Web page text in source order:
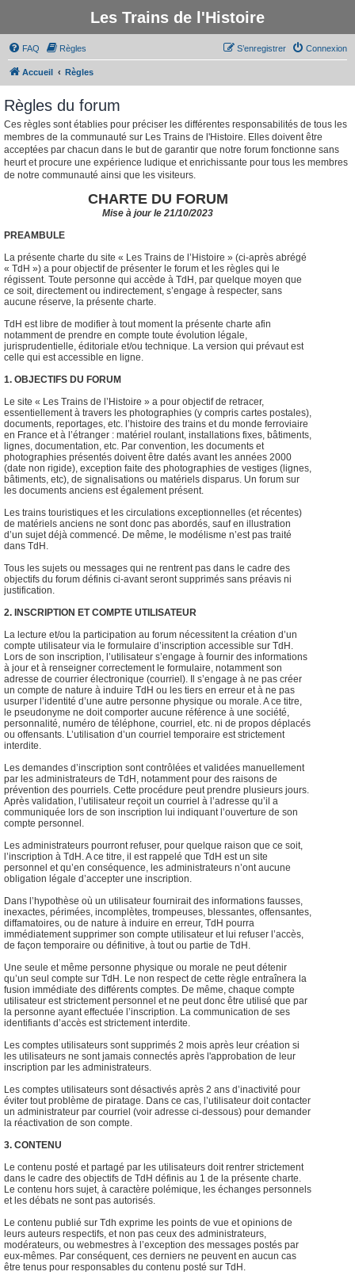
Les Trains de l'Histoire
FAQ Règles Connexion
S’enregistrer
Accueil Règles
Règles du forum
Ces règles sont établies pour préciser les différentes responsabilités de tous les
membres de la communauté sur Les Trains de l'Histoire. Elles doivent être
acceptées par chacun dans le but de garantir que notre forum fonctionne sans
heurt et procure une expérience ludique et enrichissante pour tous les membres
de notre communauté ainsi que les visiteurs.
CHARTE DU FORUM
Mise à jour le 21/10/2023
PREAMBULE
La présente charte du site « Les Trains de l’Histoire » (ci-après abrégé
« TdH ») a pour objectif de présenter le forum et les règles qui le
régissent. Toute personne qui accède à TdH, par quelque moyen que
ce soit, directement ou indirectement, s’engage à respecter, sans
aucune réserve, la présente charte.
TdH est libre de modifier à tout moment la présente charte afin
notamment de prendre en compte toute évolution légale,
jurisprudentielle, éditoriale et/ou technique. La version qui prévaut est
celle qui est accessible en ligne.
1. OBJECTIFS DU FORUM
Le site « Les Trains de l’Histoire » a pour objectif de retracer,
essentiellement à travers les photographies (y compris cartes postales),
documents, reportages, etc. l’histoire des trains et du monde ferroviaire
en France et à l’étranger : matériel roulant, installations fixes, bâtiments,
lignes, documentation, etc. Par convention, les documents et
photographies présentés doivent être datés avant les années 2000
(date non rigide), exception faite des photographies de vestiges (lignes,
bâtiments, etc), de signalisations ou matériels disparus. Un forum sur
les documents anciens est également présent.
Les trains touristiques et les circulations exceptionnelles (et récentes)
de matériels anciens ne sont donc pas abordés, sauf en illustration
d’un sujet déjà commencé. De même, le modélisme n’est pas traité
dans TdH.
Tous les sujets ou messages qui ne rentrent pas dans le cadre des
objectifs du forum définis ci-avant seront supprimés sans préavis ni
justification.
2. INSCRIPTION ET COMPTE UTILISATEUR
La lecture et/ou la participation au forum nécessitent la création d’un
compte utilisateur via le formulaire d’inscription accessible sur TdH.
Lors de son inscription, l’utilisateur s’engage à fournir des informations
à jour et à renseigner correctement le formulaire, notamment son
adresse de courrier électronique (courriel). Il s’engage à ne pas créer
un compte de nature à induire TdH ou les tiers en erreur et à ne pas
usurper l’identité d’une autre personne physique ou morale. A ce titre,
le pseudonyme ne doit comporter aucune référence à une société,
personnalité, numéro de téléphone, courriel, etc. ni de propos déplacés
ou offensants. L’utilisation d’un courriel temporaire est strictement
interdite.
Les demandes d’inscription sont contrôlées et validées manuellement
par les administrateurs de TdH, notamment pour des raisons de
prévention des pourriels. Cette procédure peut prendre plusieurs jours.
Après validation, l’utilisateur reçoit un courriel à l’adresse qu’il a
communiquée lors de son inscription lui indiquant l’ouverture de son
compte personnel.
Les administrateurs pourront refuser, pour quelque raison que ce soit,
l’inscription à TdH. A ce titre, il est rappelé que TdH est un site
personnel et qu’en conséquence, les administrateurs n’ont aucune
obligation légale d’accepter une inscription.
Dans l’hypothèse où un utilisateur fournirait des informations fausses,
inexactes, périmées, incomplètes, trompeuses, blessantes, offensantes,
diffamatoires, ou de nature à induire en erreur, TdH pourra
immédiatement supprimer son compte utilisateur et lui refuser l’accès,
de façon temporaire ou définitive, à tout ou partie de TdH.
Une seule et même personne physique ou morale ne peut détenir
qu’un seul compte sur TdH. Le non respect de cette règle entraînera la
fusion immédiate des différents comptes. De même, chaque compte
utilisateur est strictement personnel et ne peut donc être utilisé que par
la personne ayant effectuée l’inscription. La communication de ses
identifiants d’accès est strictement interdite.
Les comptes utilisateurs sont supprimés 2 mois après leur création si
les utilisateurs ne sont jamais connectés après l'approbation de leur
inscription par les administrateurs.
Les comptes utilisateurs sont désactivés après 2 ans d’inactivité pour
éviter tout problème de piratage. Dans ce cas, l’utilisateur doit contacter
un administrateur par courriel (voir adresse ci-dessous) pour demander
la réactivation de son compte.
3. CONTENU
Le contenu posté et partagé par les utilisateurs doit rentrer strictement
dans le cadre des objectifs de TdH définis au 1 de la présente charte.
Le contenu hors sujet, à caractère polémique, les échanges personnels
et les débats ne sont pas autorisés.
Le contenu publié sur Tdh exprime les points de vue et opinions de
leurs auteurs respectifs, et non pas ceux des administrateurs,
modérateurs, ou webmestres à l’exception des messages postés par
eux-mêmes. Par conséquent, ces derniers ne peuvent en aucun cas
être tenus pour responsables du contenu posté sur TdH.